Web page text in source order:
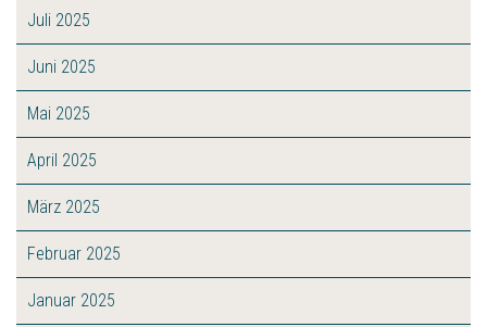
Juli 2025
Juni 2025
Mai 2025
April 2025
März 2025
Februar 2025
Januar 2025